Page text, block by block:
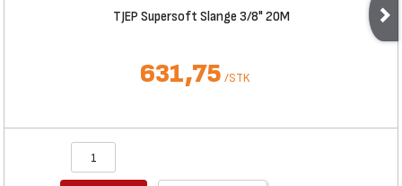
TJEP Supersoft Slange 3/8" 20M
631,75 /STK